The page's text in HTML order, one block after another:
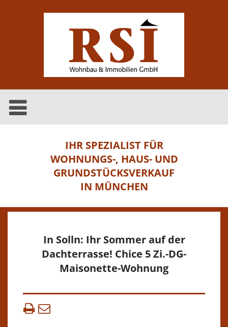
IHR SPEZIALIST FÜR
WOHNUNGS-, HAUS- UND
GRUNDSTÜCKSVERKAUF
IN MÜNCHEN
In Solln: Ihr Sommer auf der
Dachterrasse! Chice 5 Zi.-DG-
Maisonette-Wohnung